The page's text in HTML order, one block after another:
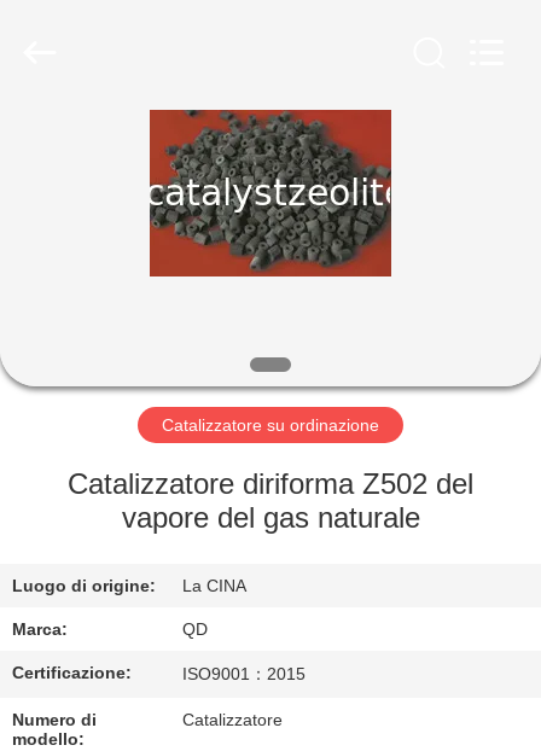
PRODOTTI
GIRO
FABBRICA
DI
QUALITÀ
CONTATTICI
Catalizzatore su ordinazione
Catalizzatore diriforma Z502 del
vapore del gas naturale
Luogo di origine: La CINA
Marca: QD
Certificazione: ISO9001：2015
Numero di
modello:
Catalizzatore